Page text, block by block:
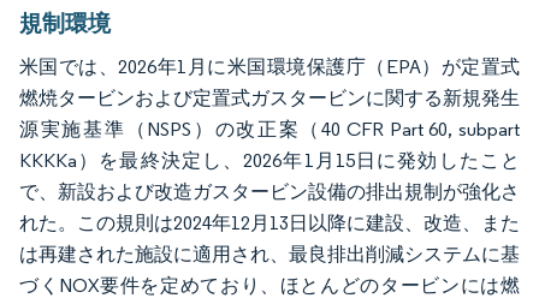
画像 © Mordor Intelligence。再利用にはCC BY 4.0の表示が必要です。
規制環境
米国では、2026年1月に米国環境保護庁（EPA）が定置式
燃焼タービンおよび定置式ガスタービンに関する新規発生
源実施基準（NSPS）の改正案（40 CFR Part 60, subpart
KKKKa）を最終決定し、2026年1月15日に発効したこと
で、新設および改造ガスタービン設備の排出規制が強化さ
れた。この規則は2024年12月13日以降に建設、改造、また
は再建された施設に適用され、最良排出削減システムに基
づくNOX要件を定めており、ほとんどのタービンには燃